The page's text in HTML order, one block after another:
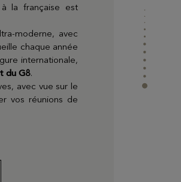
la française est
moderne, avec
chaque année
internationale,
du G8.
avec vue sur le
vos réunions de